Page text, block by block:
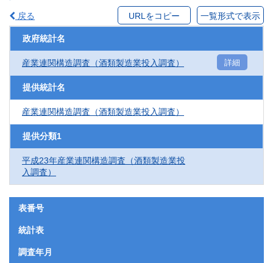
戻る URLをコピー 一覧形式で表示
政府統計名
産業連関構造調査（酒類製造業投入調査） 詳細
提供統計名
産業連関構造調査（酒類製造業投入調査）
提供分類1
平成23年産業連関構造調査（酒類製造業投
入調査）
表番号
統計表
調査年月